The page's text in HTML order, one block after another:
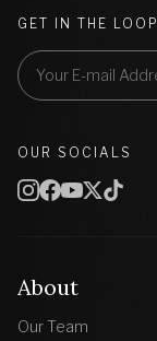
About
Our Team
GET IN THE LOOP
OUR SOCIALS